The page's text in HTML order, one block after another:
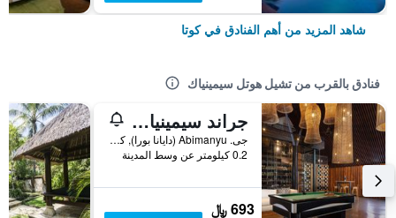
شاهد المزيد من أهم الفنادق في كوتا
فنادق بالقرب من تشيل هوتل سيمينياك
جراند سيمينياك لايف ستايل بوتيك بالي ريزورت باي أكور
جى. Abimanyu (دايانا بورا), كوتا, إندونيسيا
0.2 كيلومتر عن وسط المدينة
693 ﷼